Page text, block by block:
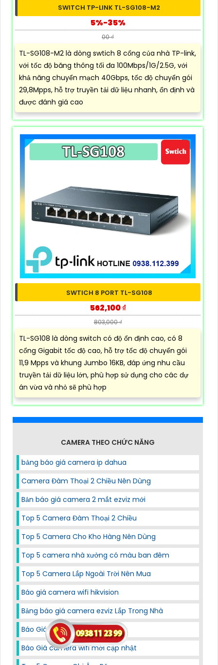
SWITCH TP-LINK TL-SG108-M2
5%-35%
00 ₫
TL-SG108-M2 là dòng swtich 8 cổng của nhà TP-link,
với tốc độ băng thông tối đa 100Mbps/1G/2.5G, với
khả năng chuyển mạch 40Gbps, tốc độ chuyển gói
29,8Mpps, hỗ trợ truyền tải dữ liệu nhanh, ổn định và
được đánh giá cao
SWTICH 8 PORT TL-SG108
562,100 ₫
803,000 ₫
TL-SG108 là dòng switch có độ ổn định cao, có 8
cổng Gigabit tốc độ cao, hỗ trợ tốc độ chuyển gói
11,9 Mpps và khung Jumbo 16KB, đáp ứng nhu cầu
truyền tải dữ liệu lớn, phù hợp sử dụng cho các dự
án vừa và nhỏ sẽ phù hợp
CAMERA THEO CHỨC NĂNG
bảng báo giá camera ip dahua
Camera Đàm Thoại 2 Chiều Nên Dùng
Bản báo giá camera 2 mắt ezviz mới
Top 5 Camera Đàm Thoại 2 Chiều
Top 5 Camera Cho Kho Hàng Nên Dùng
Top 5 camera nhà xưởng có màu ban đêm
Top 5 Camera Lắp Ngoài Trời Nên Mua
Báo giá camera wifi hikvision
Bảng báo giá camera ezviz Lắp Trong Nhà
Báo Giá Camera IP Hikvision
Báo Giá camera wifi mới cập nhật